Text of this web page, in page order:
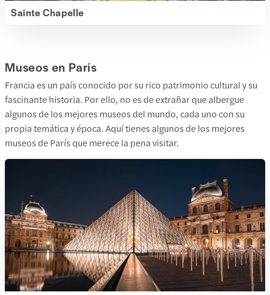
Sainte Chapelle
Museos en París
Francia es un país conocido por su rico patrimonio cultural y su
fascinante historia. Por ello, no es de extrañar que albergue
algunos de los mejores museos del mundo, cada uno con su
propia temática y época. Aquí tienes algunos de los mejores
museos de París que merece la pena visitar.